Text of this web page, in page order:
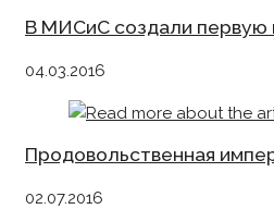
В МИСиС создали первую
04.03.2016
Продовольственная
02.07.2016